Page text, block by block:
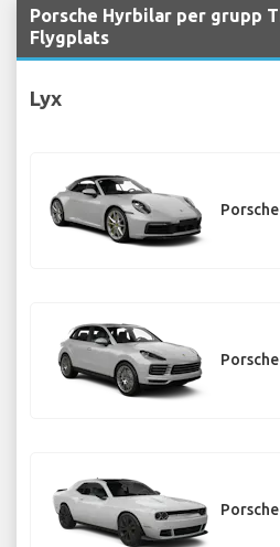
Porsche Hyrbilar per grupp
Flygplats
Lyx